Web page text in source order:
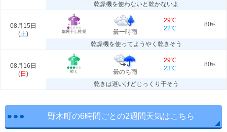
乾燥機を使わないと乾かないよ
08月15日
(土) 部屋干し推奨 曇一時雨
29℃
22℃
80%
乾燥機を使ってようやく乾きそう
08月16日
(日 ) 乾く 曇のち雨
29℃
23℃
80%
乾きは遅いけどじっくり干そう
野木町の6時間ごとの2週間天気はこちら